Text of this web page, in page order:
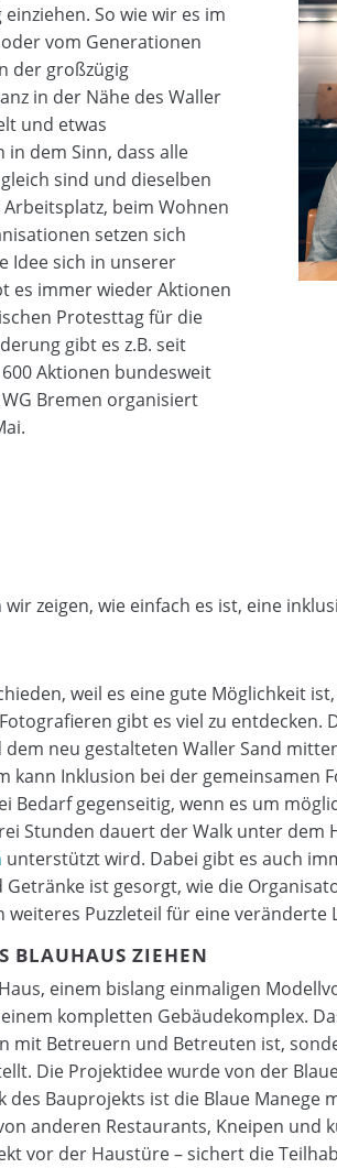
So wie wir es im
vom Generationen
der großzügig
in der Nähe des Waller
und etwas
dem Sinn, dass alle
sind und dieselben
beim Wohnen
setzen sich
Idee sich in unserer
es immer wieder Aktionen
Protesttag für die
gibt es z.B. seit
Aktionen bundesweit
Bremen organisiert
zeigen, wie einfach es ist, eine
weil es eine gute Möglichkeit
gibt es viel zu entdecken.
neu gestalteten Waller Sand
kann Inklusion bei der
Bedarf gegenseitig, wenn es um
Stunden dauert der Walk unter
unterstützt wird. Dabei gibt es auch
ist gesorgt, wie die
Puzzleteil für eine veränderte
BLAUHAUS ZIEHEN
einem bislang einmaligen
kompletten Gebäudekomplex.
mit Betreuern und Betreuten ist,
Die Projektidee wurde von der
des Bauprojekts ist die Blaue
anderen Restaurants, Kneipen
vor der Haustüre – sichert die